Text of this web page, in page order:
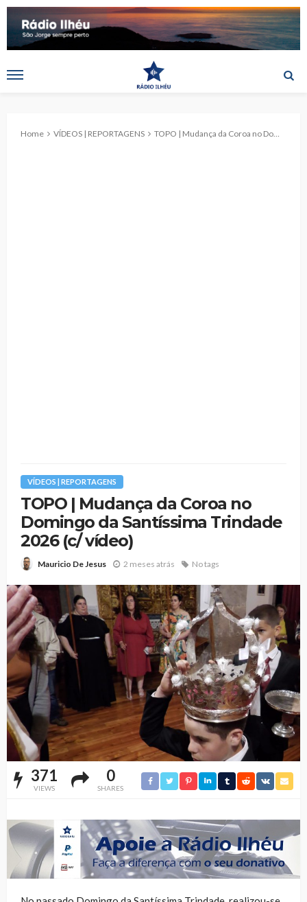
Home VÍDEOS | REPORTAGENS TOPO | Mudança da Coroa no Domingo da Santíssima Trindade 2026 (c/ vídeo)
VÍDEOS | REPORTAGENS
TOPO | Mudança da Coroa no
Domingo da Santíssima Trindade
2026 (c/ vídeo)
Mauricio De Jesus 2 meses atrás No tags
371
VIEWS
0
SHARES